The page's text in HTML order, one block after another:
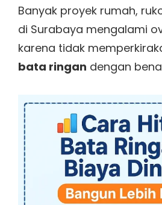
Banyak proyek rumah,
di Surabaya mengalami
karena tidak
bata ringan dengan